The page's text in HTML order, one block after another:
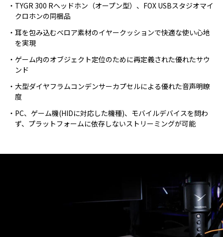
TYGR 300 Rヘッドホン（オープン型）、FOX USBスタジオマイ
クロホンの同梱品
耳を包み込むベロア素材のイヤークッションで快適な使い心地
を実現
ゲーム内のオブジェクト定位のために再定義された優れたサウ
ンド
大型ダイヤフラムコンデンサーカプセルによる優れた音声明瞭
度
PC、ゲーム機(HIDに対応した機種)、モバイルデバイスを問わ
ず、プラットフォームに依存しないストリーミングが可能